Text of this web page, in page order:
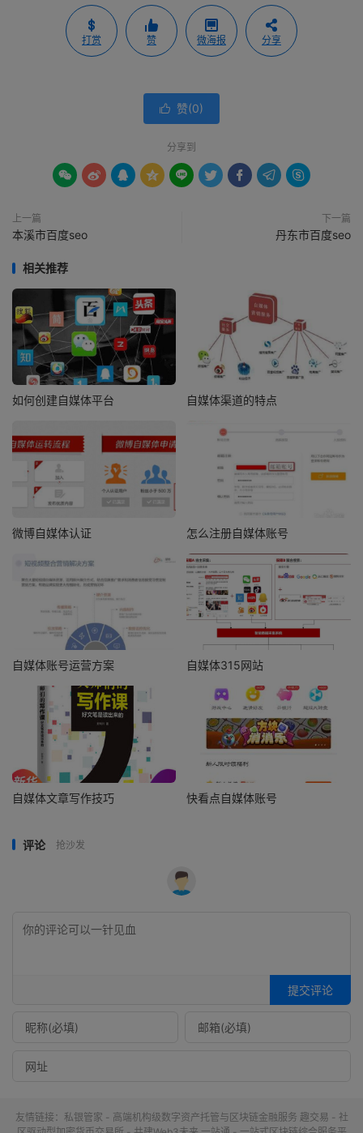
打赏 赞 微海报 分享
 赞(0)
分享到
        
上一篇
本溪市百度seo
下一篇
丹东市百度seo
相关推荐
如何创建自媒体平台 自媒体渠道的特点
微博自媒体认证 怎么注册自媒体账号
自媒体账号运营方案 自媒体315网站
自媒体文章写作技巧 快看点自媒体账号
评论 抢沙发
提交评论
友情链接： 私银管家 - 高端机构级数字资产托管与区块链金融服务 趣交易 - 社